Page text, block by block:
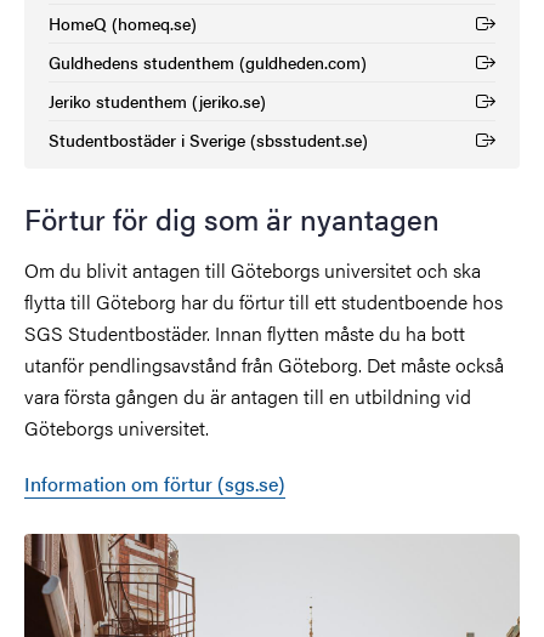
HomeQ (homeq.se)
(Extern länk)
Guldhedens studenthem (guldheden.com)
(Extern länk)
Jeriko studenthem (jeriko.se)
(Extern länk)
Studentbostäder i Sverige (sbsstudent.se)
(Extern länk)
Förtur för dig som är nyantagen
Om du blivit antagen till Göteborgs universitet och ska
flytta till Göteborg har du förtur till ett studentboende hos
SGS Studentbostäder. Innan flytten måste du ha bott
utanför pendlingsavstånd från Göteborg. Det måste också
vara första gången du är antagen till en utbildning vid
Göteborgs universitet.
Information om förtur (sgs.se)